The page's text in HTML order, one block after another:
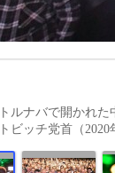
ルナバで開かれ
ビッチ党首（